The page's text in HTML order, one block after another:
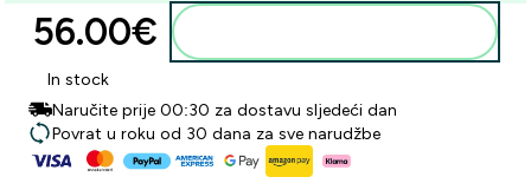
56.00€‎
In stock
Naručite prije 00:30 za dostavu sljedeći dan
Povrat u roku od 30 dana za sve narudžbe